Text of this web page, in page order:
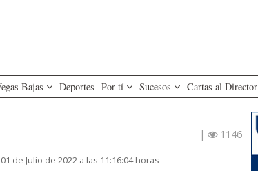
Bajas Deportes Por tí Sucesos Cartas al Director
|
1146
de Julio de 2022 a las 11:16:04 horas